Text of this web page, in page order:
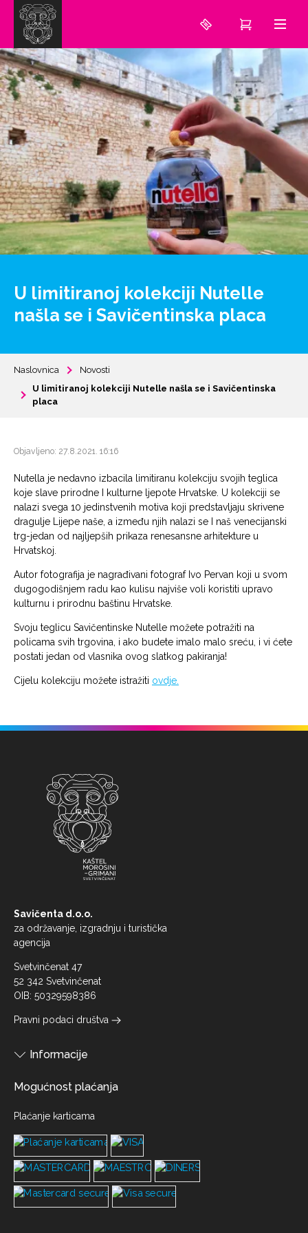
U limitiranoj kolekciji Nutelle
našla se i Savičentinska placa
Naslovnica
Novosti
U limitiranoj kolekciji Nutelle našla se i Savičentinska
placa
Objavljeno: 27.8.2021. 16:16
Nutella je nedavno izbacila limitiranu kolekciju svojih teglica
koje slave prirodne I kulturne ljepote Hrvatske. U kolekciji se
nalazi svega 10 jedinstvenih motiva koji predstavljaju skrivene
dragulje Lijepe naše, a između njih nalazi se I naš venecijanski
trg-jedan od najljepših prikaza renesansne arhitekture u
Hrvatskoj.
Autor fotografija je nagrađivani fotograf Ivo Pervan koji u svom
dugogodišnjem radu kao kulisu najviše voli koristiti upravo
kulturnu i prirodnu baštinu Hrvatske.
Svoju teglicu Savičentinske Nutelle možete potražiti na
policama svih trgovina, i ako budete imalo malo sreću, i vi ćete
postati jedan od vlasnika ovog slatkog pakiranja!
Cijelu kolekciju možete istražiti ovdje.
Savičenta d.o.o.
za održavanje, izgradnju i turistička
agencija
Svetvinčenat 47
52 342 Svetvinčenat
OIB: 50329598386
Pravni podaci društva
Informacije
Mogućnost plaćanja
Plaćanje karticama